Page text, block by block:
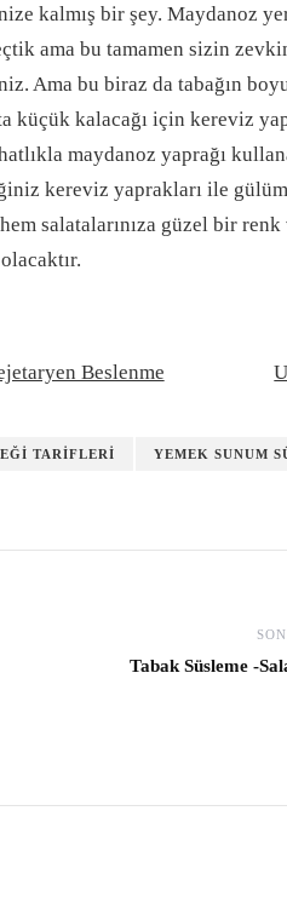
kalmış bir şey. Maydanoz
ama bu tamamen sizin
Ama bu biraz da tabağın
küçük kalacağı için kereviz
maydanoz yaprağı
kereviz yaprakları ile
salatalarınıza güzel bir renk
Beslenme
TARIFLERI YEMEK SUNUM
Tabak Süsleme -